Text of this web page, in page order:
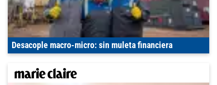
Desacople macro-micro: sin muleta financiera